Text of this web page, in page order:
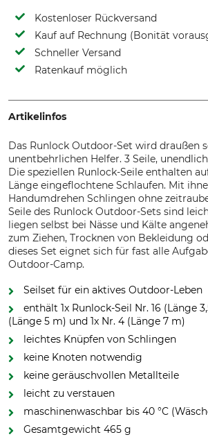
Kostenloser Rückversand
Kauf auf Rechnung (Bonität
Schneller Versand
Ratenkauf möglich
Artikelinfos
Das Runlock Outdoor-Set wird draußen
unentbehrlichen Helfer. 3 Seile,
Die speziellen Runlock-Seile enthalten
Länge eingeflochtene Schlaufen. Mit
Handumdrehen Schlingen ohne
Seile des Runlock Outdoor-Sets sind
liegen selbst bei Nässe und Kälte
zum Ziehen, Trocknen von Bekleidung
dieses Set eignet sich für fast alle
Outdoor-Camp.
Seilset für ein aktives Outdoor-Leben
enthält 1x Runlock-Seil Nr. 16 (Länge
(Länge 5 m) und 1x Nr. 4 (Länge 7 m)
leichtes Knüpfen von Schlingen
keine Knoten notwendig
keine geräuschvollen Metallteile
leicht zu verstauen
maschinenwaschbar bis 40 °C
Gesamtgewicht 465 g